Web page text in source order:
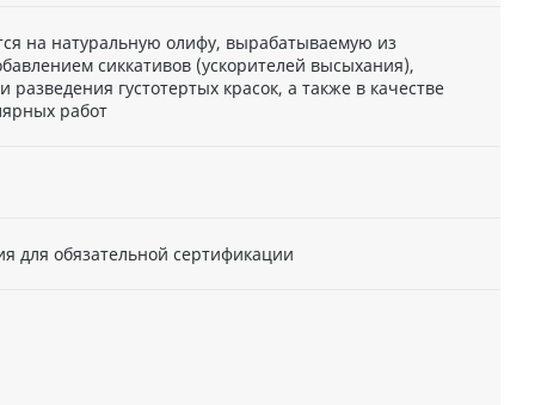
на натуральную олифу, вырабатываемую из
сиккативов (ускорителей высыхания),
густотертых красок, а также в качестве
работ
для обязательной сертификации